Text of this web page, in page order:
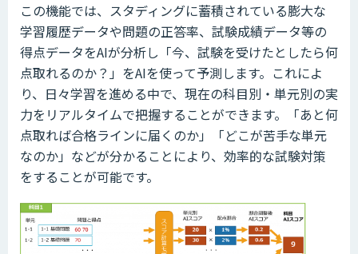
この機能では、スタディングに蓄積されている膨大な
学習履歴データや問題の正答率、試験成績データ等の
得点データをAIが分析し「今、試験を受けたとしたら何
点取れるのか？」をAIを使って予測します。これによ
り、日々学習を進める中で、現在の科目別・単元別の実
力をリアルタイムで把握することができます。「あと何
点取れば合格ラインに届くのか」「どこが苦手な単元
なのか」などが分かることにより、効率的な試験対策
をすることが可能です。